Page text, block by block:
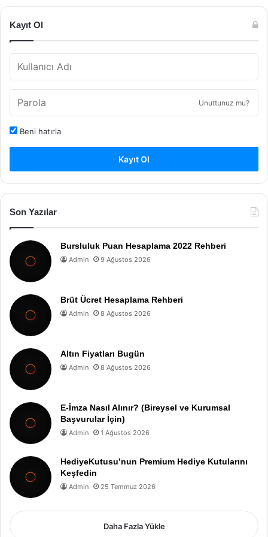
Kayıt Ol
Unuttunuz mu?
Beni hatırla
Kayıt Ol
Son Yazılar
Bursluluk Puan Hesaplama 2022 Rehberi
Admin 9 Ağustos 2026
Brüt Ücret Hesaplama Rehberi
Admin 8 Ağustos 2026
Altın Fiyatları Bugün
Admin 8 Ağustos 2026
E-İmza Nasıl Alınır? (Bireysel ve Kurumsal
Başvurular İçin)
Admin 1 Ağustos 2026
HediyeKutusu’nun Premium Hediye Kutularını
Keşfedin
Admin 25 Temmuz 2026
Daha Fazla Yükle